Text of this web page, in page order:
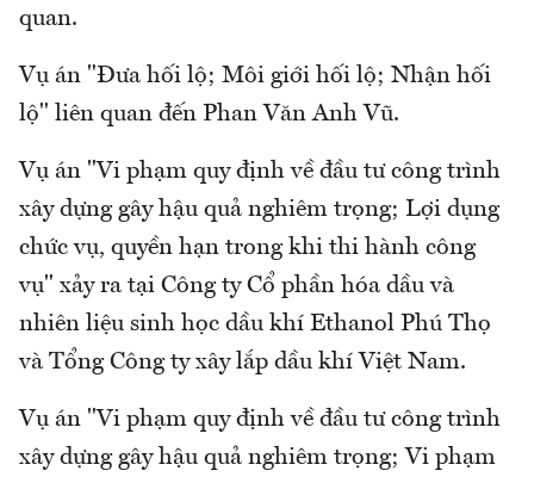
quan.
Vụ án "Đưa hối lộ; Môi giới hối lộ; Nhận hối
lộ" liên quan đến Phan Văn Anh Vũ.
Vụ án "Vi phạm quy định về đầu tư công trình
xây dựng gây hậu quả nghiêm trọng; Lợi dụng
chức vụ, quyền hạn trong khi thi hành công
vụ" xảy ra tại Công ty Cổ phần hóa dầu và
nhiên liệu sinh học dầu khí Ethanol Phú Thọ
và Tổng Công ty xây lắp dầu khí Việt Nam.
Vụ án "Vi phạm quy định về đầu tư công trình
xây dựng gây hậu quả nghiêm trọng; Vi phạm